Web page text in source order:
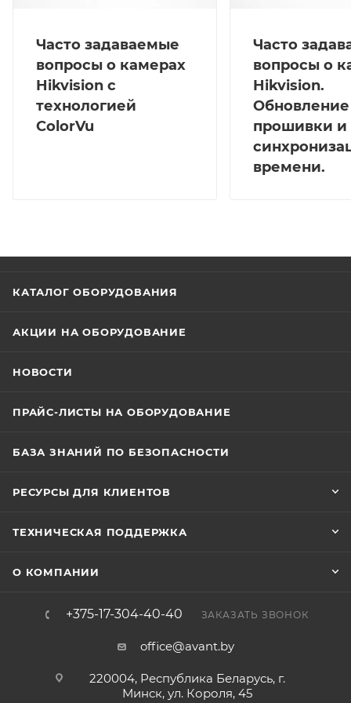
Часто задаваемые
вопросы о камерах
Hikvision с
технологией
ColorVu
Часто
вопросы о
Hikvision.
Обновление
прошивки и
времени.
КАТАЛОГ ОБОРУДОВАНИЯ
АКЦИИ НА ОБОРУДОВАНИЕ
НОВОСТИ
ПРАЙС-ЛИСТЫ НА ОБОРУДОВАНИЕ
БАЗА ЗНАНИЙ ПО БЕЗОПАСНОСТИ
РЕСУРСЫ ДЛЯ КЛИЕНТОВ
ТЕХНИЧЕСКАЯ ПОДДЕРЖКА
О КОМПАНИИ
+375-17-304-40-40 ЗАКАЗАТЬ ЗВОНОК
office@avant.by
220004, Республика Беларусь, г.
Минск, ул. Короля, 45